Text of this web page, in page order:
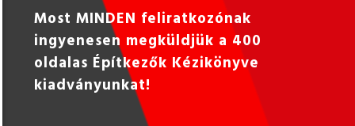
Most MINDEN feliratkozónak
ingyenesen megküldjük a 400
oldalas Építkezők Kézikönyve
kiadványunkat!